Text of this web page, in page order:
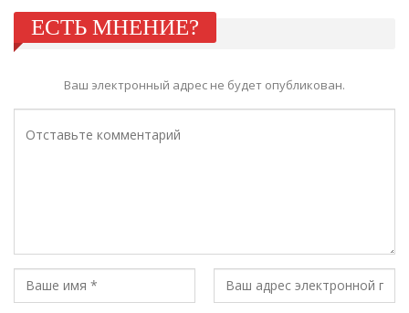
ЕСТЬ МНЕНИЕ?
Ваш электронный адрес не будет опубликован.